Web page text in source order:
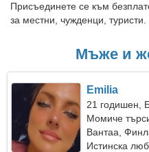
Присъединете се към
за местни, чужденци, туристи.
Мъже и
Emilia
21 годишен,
Момиче
Вантаа,
Истинска